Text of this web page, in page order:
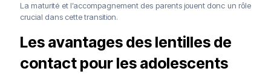
La maturité et l’accompagnement des parents jouent donc un rôle
crucial dans cette transition.
Les avantages des lentilles de
contact pour les adolescents